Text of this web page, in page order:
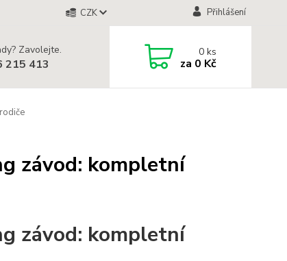
CZK Přihlášení
Zavolejte.
215 413
0ks
za 0 Kč
závod: kompletní
závod: kompletní